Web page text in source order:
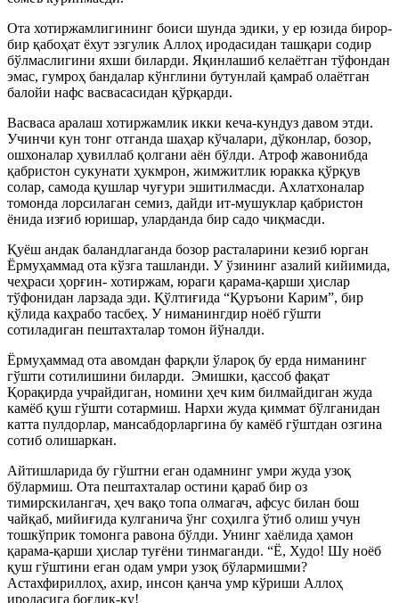
Ота хотиржамлигининг боиси шунда эдики, у ер юзида бирор-
бир қабоҳат ёхут эзгулик Аллоҳ иродасидан ташқари содир
бўлмаслигини яхши биларди. Яқинлашиб келаётган тўфондан
эмас, гумроҳ бандалар кўнглини бутунлай қамраб олаётган
балойи нафс васвасасидан қўрқарди.
Васваса аралаш хотиржамлик икки кеча-кундуз давом этди.
Учинчи кун тонг отганда шаҳар кўчалари, дўконлар, бозор,
ошхоналар ҳувиллаб қолгани аён бўлди. Атроф жавонибда
қабристон сукунати ҳукмрон, жимжитлик юракка қўрқув
солар, самода қушлар чуғури эшитилмасди. Ахлатхоналар
томонда лорсилаган семиз, дайди ит-мушуклар қабристон
ёнида изғиб юришар, уларданда бир садо чиқмасди.
Қуёш андак баландлаганда бозор расталарини кезиб юрган
Ёрмуҳаммад ота кўзга ташланди. У ўзининг азалий кийимида,
чеҳраси ҳорғин- хотиржам, юраги қарама-қарши ҳислар
тўфонидан ларзада эди. Қўлтиғида “Қуръони Карим”, бир
қўлида каҳрабо тасбеҳ. У ниманингдир ноёб гўшти
сотиладиган пештахталар томон йўналди.
Ёрмуҳаммад ота авомдан фарқли ўлароқ бу ерда ниманинг
гўшти сотилишини биларди. Эмишки, қассоб фақат
Қорақирда учрайдиган, номини ҳеч ким билмайдиган жуда
камёб қуш гўшти сотармиш. Нархи жуда қиммат бўлганидан
катта пулдорлар, мансабдорларгина бу камёб гўштдан озгина
сотиб олишаркан.
Айтишларида бу гўштни еган одамнинг умри жуда узоқ
бўлармиш. Ота пештахталар остини қараб бир оз
тимирскилангач, ҳеч вақо топа олмагач, афсус билан бош
чайқаб, мийиғида кулганича ўнг соҳилга ўтиб олиш учун
тошкўприк томонга равона бўлди. Унинг хаёлида ҳамон
қарама-қарши ҳислар туғёни тинмаганди. “Ё, Худо! Шу ноёб
қуш гўштини еган одам умри узоқ бўлармишми?
Астахфириллоҳ, ахир, инсон қанча умр кўриши Аллоҳ
иродасига боғлиқ-ку!